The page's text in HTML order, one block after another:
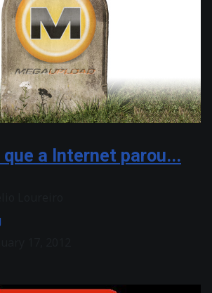
que a Internet parou...